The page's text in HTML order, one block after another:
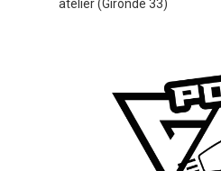
atelier (Gironde 33)